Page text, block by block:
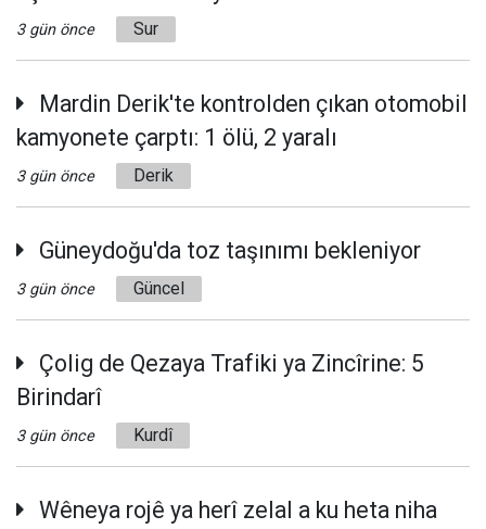
3 gün önce Sur
Mardin Derik'te kontrolden çıkan otomobil
kamyonete çarptı: 1 ölü, 2 yaralı
3 gün önce Derik
Güneydoğu'da toz taşınımı bekleniyor
3 gün önce Güncel
Çolig de Qezaya Trafiki ya Zincîrine: 5
Birindarî
3 gün önce Kurdî
Wêneya rojê ya herî zelal a ku heta niha